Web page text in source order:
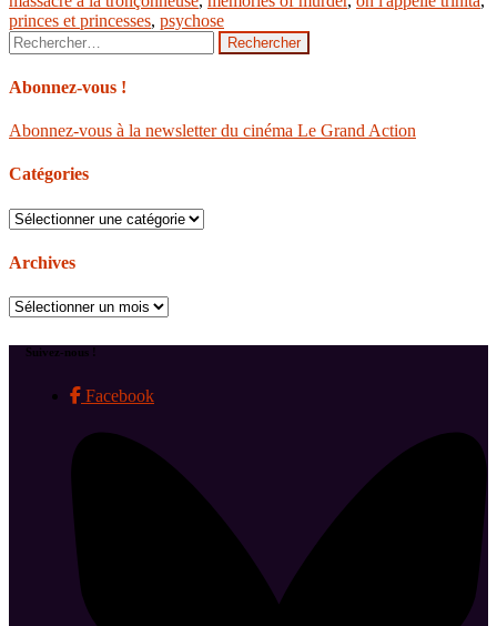
princes et princesses, psychose
Rechercher :
Abonnez-vous !
Abonnez-vous à la newsletter du cinéma Le Grand Action
Catégories
Catégories
Archives
Archives
Suivez-nous !
Facebook